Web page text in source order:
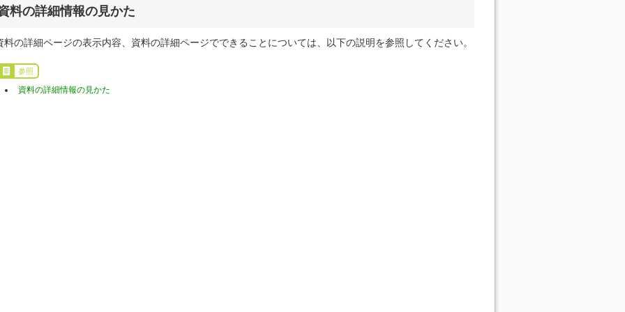
料の詳細情報の見かた
料の詳細ページの表示内容、資料の詳細ページでできることについては、以下の説明を参照してください。
参照
資料の詳細情報の見かた